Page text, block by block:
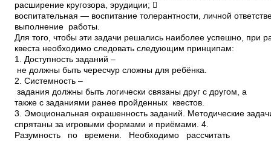
расширение кругозора, эрудиции; 
воспитательная — воспитание толерантности, личной
выполнение работы.
Для того, чтобы эти задачи решались наиболее успешно, при
квеста необходимо следовать следующим принципам:
1. Доступность заданий –
не должны быть чересчур сложны для ребёнка.
2. Системность –
задания должны быть логически связаны друг с другом, а
также с заданиями ранее пройденных квестов.
3. Эмоциональная окрашенность заданий. Методические
спрятаны за игровыми формами и приёмами. 4.
Разумность по времени. Необходимо рассчитать